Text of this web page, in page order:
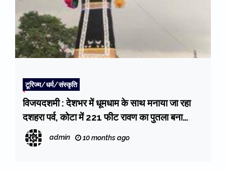
टूरिज्म/धर्म/संस्कृति
विजयदशमी : देशभर में धूमधाम के साथ मनाया जा रहा
दशहरा पर्व, कोटा में 221 फीट रावण का पुतला बना
आकर्षण का केंद्र
admin 10 months ago